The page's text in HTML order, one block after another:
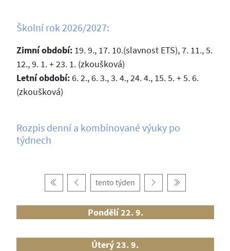
Školní rok 2026/2027:
Zimní období:19. 9., 17. 10.(slavnost ETS), 7. 11., 5.
12., 9. 1. + 23. 1. (zkoušková)
Letní období:6. 2., 6. 3., 3. 4., 24. 4., 15. 5. + 5. 6.
(zkoušková)
Rozpis denní a kombinované výuky po
týdnech
tento týden
Pondělí 22. 9.
Úterý 23. 9.